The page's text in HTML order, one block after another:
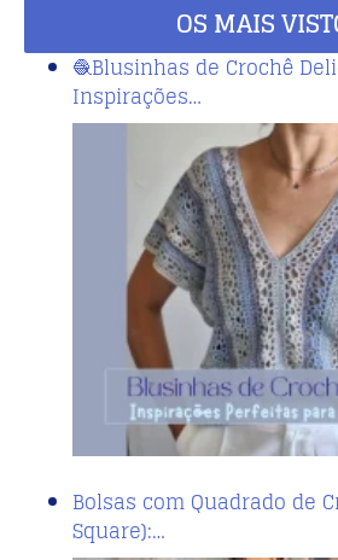
OS MAIS
🧶Blusinhas de Crochê
Inspirações…
Bolsas com Quadrado de
Square):…